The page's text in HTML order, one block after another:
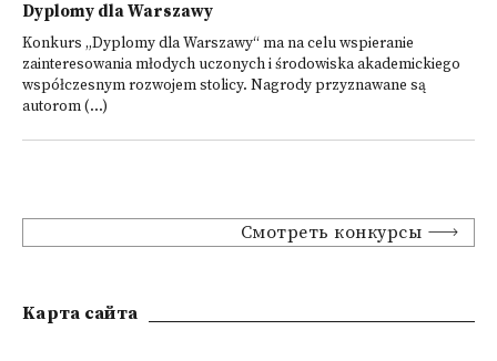
Dyplomy dla Warszawy
Konkurs „Dyplomy dla Warszawy“ ma na celu wspieranie
zainteresowania młodych uczonych i środowiska akademickiego
współczesnym rozwojem stolicy. Nagrody przyznawane są
autorom (...)
Смотреть конкурсы
Kарта сайта